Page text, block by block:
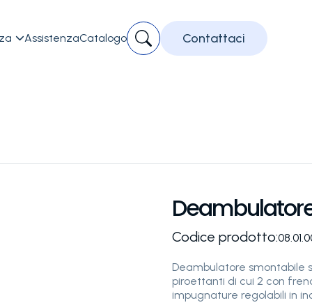
AssistenzaCatalogo Contattaci
Codice prodotto:
Deambulatore smontabile
piroettanti di cui 2 con
impugnature regolabili in